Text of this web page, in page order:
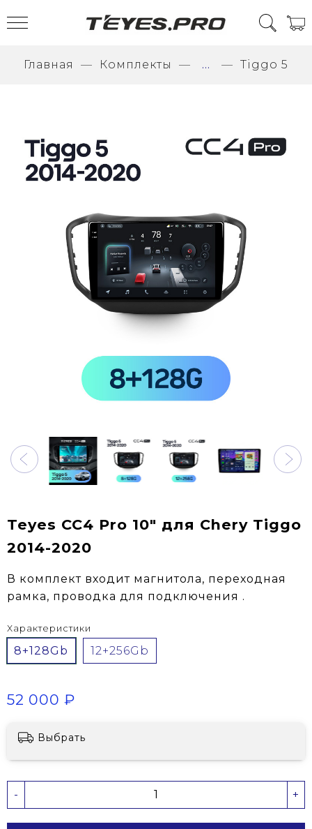
Главная Комплекты ... Tiggo 5
Teyes CC4 Pro 10" для Chery Tiggo
2014-2020
В комплект входит магнитола, переходная
рамка, проводка для подключения .
Характеристики
8+128Gb 12+256Gb
52 000 ₽
Выбрать
- +